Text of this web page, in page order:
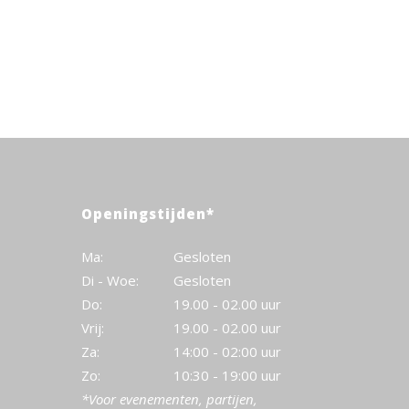
Openingstijden*
Ma:
Gesloten
Di - Woe:
Gesloten
Do:
19.00 - 02.00 uur
Vrij:
19.00 - 02.00 uur
Za:
14:00 - 02:00 uur
Zo:
10:30 - 19:00 uur
*Voor evenementen, partijen,